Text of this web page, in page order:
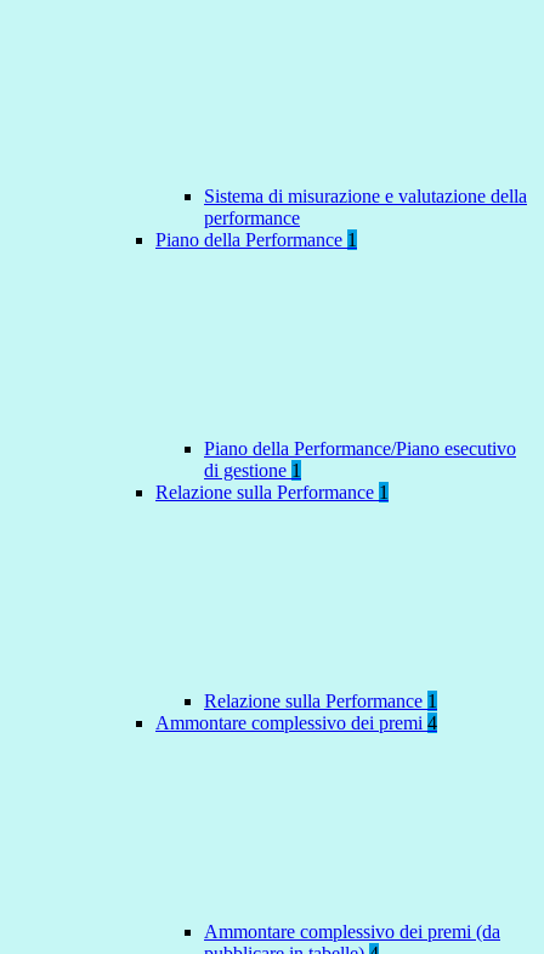
Sistema di misurazione e valutazione della
performance
Piano della Performance 1
Piano della Performance/Piano esecutivo
di gestione 1
Relazione sulla Performance 1
Relazione sulla Performance 1
Ammontare complessivo dei premi 4
Ammontare complessivo dei premi (da